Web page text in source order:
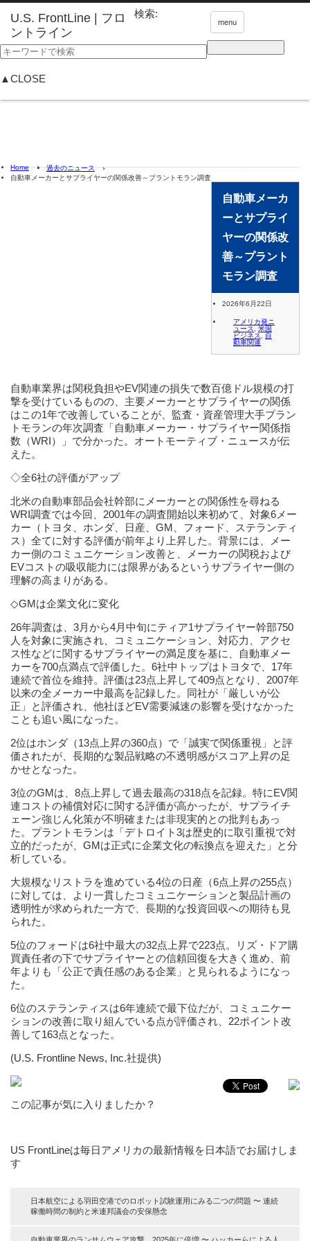
menu
検索:
▲CLOSE
Home
過去のニュース
自動車メーカーとサプライヤーの関係改善～プラントモラン調査
自動車メーカ
ーとサプライ
ヤーの関係改
善～プラント
モラン調査
2026年6月22日
アメリカ発ニ
ュース
米国
ビジネス
自
動車関連
自動車業界は関税負担やEV関連の損失で数百億ドル規模の打
撃を受けているものの、主要メーカーとサプライヤーの関係
はこの1年で改善していることが、監査・資産管理大手プラン
トモランの年次調査「自動車メーカー・サプライヤー関係指
数（WRI）」で分かった。オートモーティブ・ニュースが伝
えた。
◇全6社の評価がアップ
北米の自動車部品会社幹部にメーカーとの関係性を尋ねる
WRI調査では今回、2001年の調査開始以来初めて、対象6メー
カー（トヨタ、ホンダ、日産、GM、フォード、ステランティ
ス）全てに対する評価が前年より上昇した。背景には、メー
カー側のコミュニケーション改善と、メーカーの関税および
EVコストの吸収能力には限界があるというサプライヤー側の
理解の高まりがある。
◇GMは企業文化に変化
26年調査は、3月から4月中旬にティア1サプライヤー幹部750
人を対象に実施され、コミュニケーション、対応力、アクセ
ス性などに関するサプライヤーの満足度を基に、自動車メー
カーを700点満点で評価した。6社中トップはトヨタで、17年
連続で首位を維持。評価は23点上昇して409点となり、2007年
以来の全メーカー中最高を記録した。同社が「厳しいが公
正」と評価され、他社ほどEV需要減速の影響を受けなかった
ことも追い風になった。
2位はホンダ（13点上昇の360点）で「誠実で関係重視」と評
価されたが、長期的な製品戦略の不透明感がスコア上昇の足
かせとなった。
3位のGMは、8点上昇して過去最高の318点を記録。特にEV関
連コストの補償対応に関する評価が高かったが、サプライチ
ェーン強じん化策が不明確または非現実的との批判もあっ
た。プラントモランは「デトロイト3は歴史的に取引重視で対
立的だったが、GMは正式に企業文化の転換点を迎えた」と分
析している。
大規模なリストラを進めている4位の日産（6点上昇の255点）
に対しては、より一貫したコミュニケーションと製品計画の
透明性が求められた一方で、長期的な投資回収への期待も見
られた。
5位のフォードは6社中最大の32点上昇で223点。リズ・ドア購
買責任者の下でサプライヤーとの信頼回復を大きく進め、前
年よりも「公正で責任感のある企業」と見られるようになっ
た。
6位のステランティスは6年連続で最下位だが、コミュニケー
ションの改善に取り組んでいる点が評価され、22ポイント改
善して163点となった。
(U.S. Frontline News, Inc.社提供)
この記事が気に入りましたか？
US FrontLineは毎日アメリカの最新情報を日本語でお届けしま
す
日本航空による羽田空港でのロボット試験運用にみる二つの問題 〜 連続
稼働時間の制約と米連邦議会の安保懸念